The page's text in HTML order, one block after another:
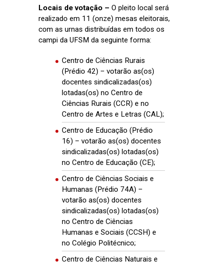
Locais de votação – O pleito local será
realizado em 11 (onze) mesas eleitorais,
com as urnas distribuídas em todos os
campi da UFSM da seguinte forma:
Centro de Ciências Rurais
(Prédio 42) – votarão as(os)
docentes sindicalizadas(os)
lotadas(os) no Centro de
Ciências Rurais (CCR) e no
Centro de Artes e Letras (CAL);
Centro de Educação (Prédio
16) – votarão as(os) docentes
sindicalizadas(os) lotadas(os)
no Centro de Educação (CE);
Centro de Ciências Sociais e
Humanas (Prédio 74A) –
votarão as(os) docentes
sindicalizadas(os) lotadas(os)
no Centro de Ciências
Humanas e Sociais (CCSH) e
no Colégio Politécnico;
Centro de Ciências Naturais e